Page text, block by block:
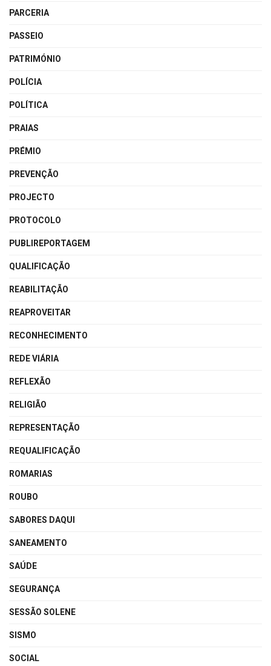
PARCERIA
PASSEIO
PATRIMÓNIO
POLÍCIA
POLÍTICA
PRAIAS
PRÉMIO
PREVENÇÃO
PROJECTO
PROTOCOLO
PUBLIREPORTAGEM
QUALIFICAÇÃO
REABILITAÇÃO
REAPROVEITAR
RECONHECIMENTO
REDE VIÁRIA
REFLEXÃO
RELIGIÃO
REPRESENTAÇÃO
REQUALIFICAÇÃO
ROMARIAS
ROUBO
SABORES DAQUI
SANEAMENTO
SAÚDE
SEGURANÇA
SESSÃO SOLENE
SISMO
SOCIAL